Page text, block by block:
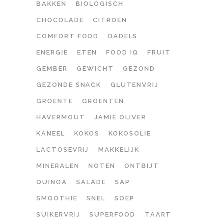
BAKKEN BIOLOGISCH
CHOCOLADE CITROEN
COMFORT FOOD DADELS
ENERGIE ETEN FOOD IQ FRUIT
GEMBER GEWICHT GEZOND
GEZONDE SNACK GLUTENVRIJ
GROENTE GROENTEN
HAVERMOUT JAMIE OLIVER
KANEEL KOKOS KOKOSOLIE
LACTOSEVRIJ MAKKELIJK
MINERALEN NOTEN ONTBIJT
QUINOA SALADE SAP
SMOOTHIE SNEL SOEP
SUIKERVRIJ SUPERFOOD TAART